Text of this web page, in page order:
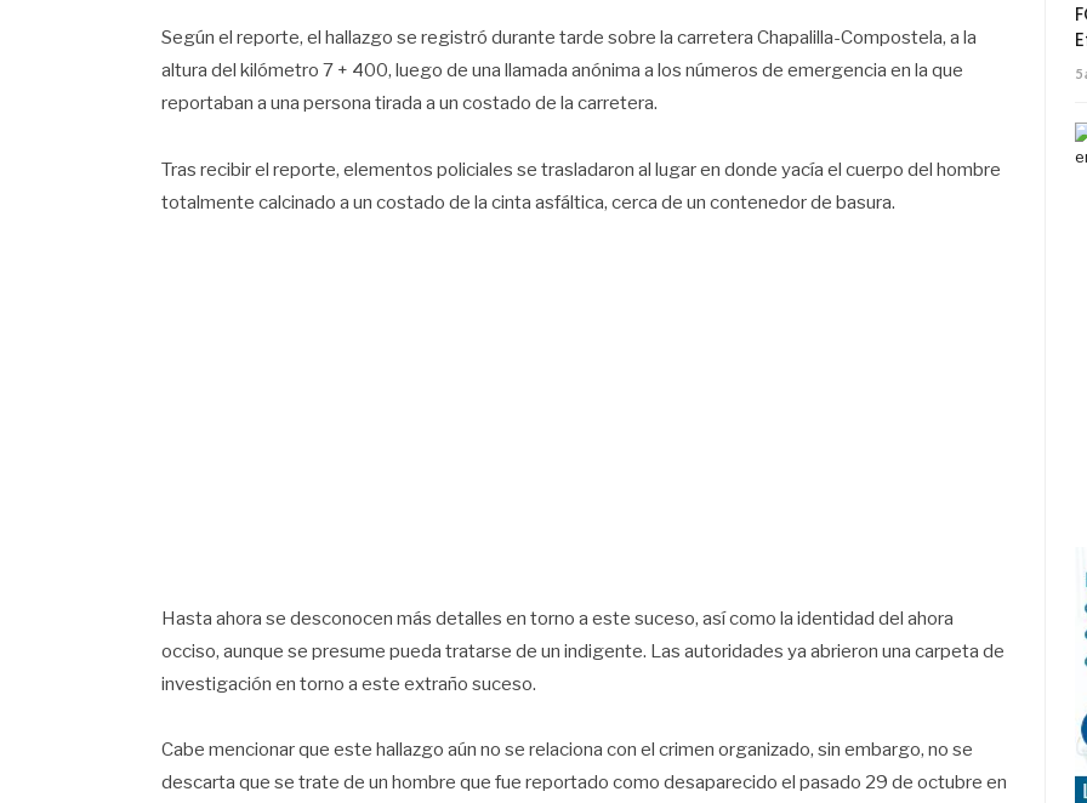
Según el reporte, el hallazgo se registró durante tarde sobre la carretera Chapalilla-Compostela, a la
altura del kilómetro 7 + 400, luego de una llamada anónima a los números de emergencia en la que
reportaban a una persona tirada a un costado de la carretera.
Tras recibir el reporte, elementos policiales se trasladaron al lugar en donde yacía el cuerpo del hombre
totalmente calcinado a un costado de la cinta asfáltica, cerca de un contenedor de basura.
Hasta ahora se desconocen más detalles en torno a este suceso, así como la identidad del ahora
occiso, aunque se presume pueda tratarse de un indigente. Las autoridades ya abrieron una carpeta de
investigación en torno a este extraño suceso.
Cabe mencionar que este hallazgo aún no se relaciona con el crimen organizado, sin embargo, no se
descarta que se trate de un hombre que fue reportado como desaparecido el pasado 29 de octubre en
5